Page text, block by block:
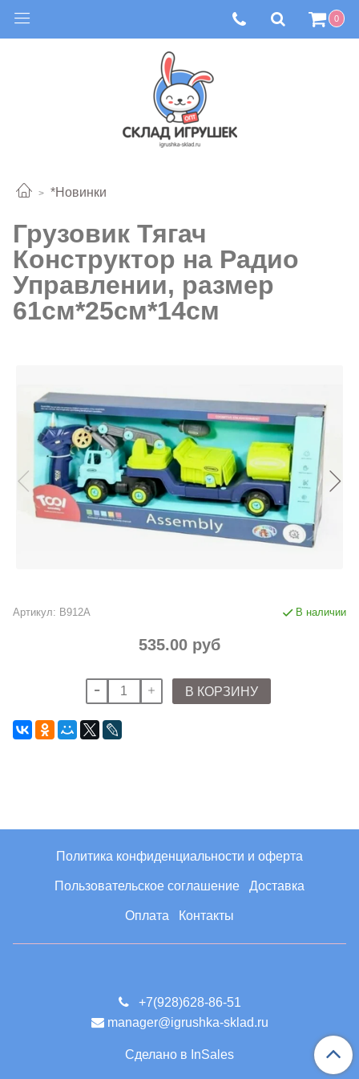
0
*Новинки
Грузовик Тягач
Конструктор на Радио
Управлении, размер
61см*25см*14см
Артикул: B912A В наличии
535.00 руб
В КОРЗИНУ
Политика конфиденциальности и оферта
Пользовательское соглашение Доставка
Оплата Контакты
+7(928)628-86-51
manager@igrushka-sklad.ru
Сделано в InSales